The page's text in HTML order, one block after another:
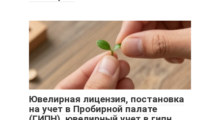
Ювелирная лицензия, постановка
на учет в Пробирной палате